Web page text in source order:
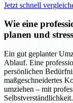
Jetzt schnell
Wie eine
planen und
Ein gut geplanter
Ablauf. Eine
persönlichen
maßgeschneidertes
umziehen – mit
Selbstverständlichkeit.